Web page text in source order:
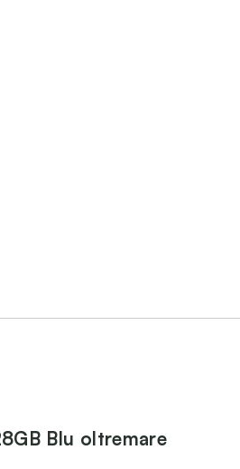
Blu oltremare